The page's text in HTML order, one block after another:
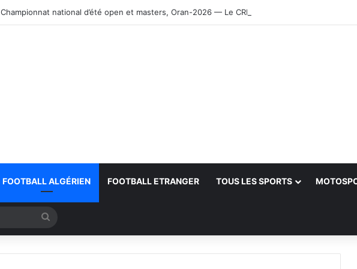
Championnat national d’été open et masters, Oran-2026 — Le CRB s’adjuge le titre
FOOTBALL ALGÉRIEN FOOTBALL ETRANGER TOUS LES SPORTS